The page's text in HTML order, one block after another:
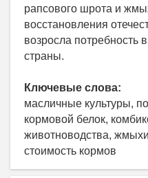
рапсового шрота и
восстановления
возросла потребность
страны.
Ключевые слова:
масличные культуры,
кормовой белок,
животноводства,
стоимость кормов